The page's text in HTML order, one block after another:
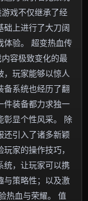
戏不仅继承了经
础上进行了大刀阔
体验。 超变热血传
容极致变化的最
，玩家能够以惊人
备系统也经历了翻
件装备都力求独一
彰显个性风采。 除
还引入了诸多新颖
家的操作技巧，
统，让玩家可以携
与策略性；以及激
热血与荣耀。 值